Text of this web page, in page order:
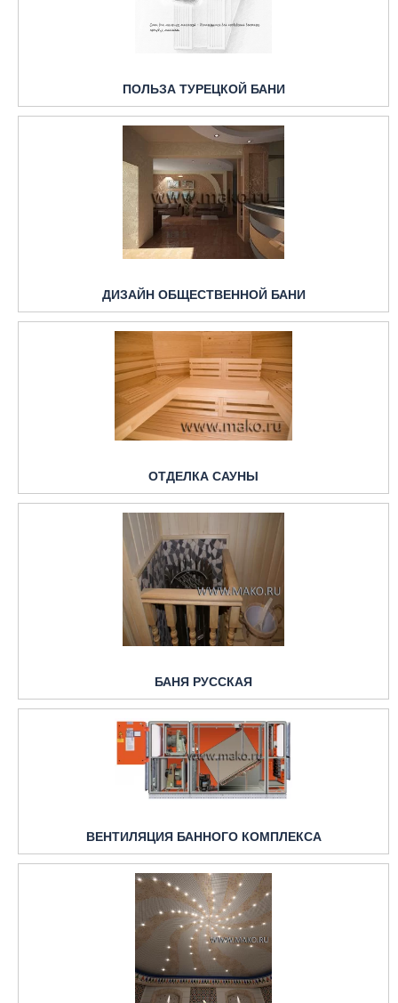
ПОЛЬЗА ТУРЕЦКОЙ БАНИ
ДИЗАЙН ОБЩЕСТВЕННОЙ БАНИ
ОТДЕЛКА САУНЫ
БАНЯ РУССКАЯ
ВЕНТИЛЯЦИЯ БАННОГО КОМПЛЕКСА